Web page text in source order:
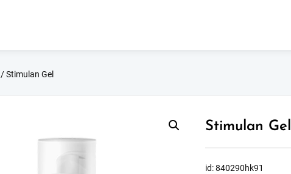
/ Stimulan Gel
Stimulan Gel
id: 840290hk91